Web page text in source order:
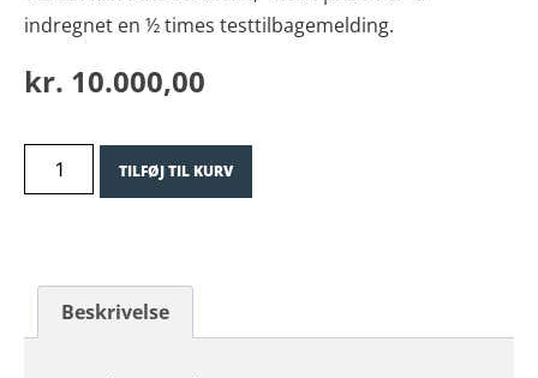
indregnet en ½ times testtilbagemelding.
kr. 10.000,00
TILFØJ TIL KURV
Beskrivelse